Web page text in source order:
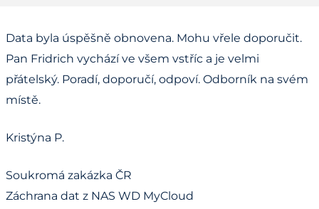
Data byla úspěšně obnovena. Mohu vřele doporučit.
Pan Fridrich vychází ve všem vstříc a je velmi
přátelský. Poradí, doporučí, odpoví. Odborník na svém
místě.
Kristýna P.
Soukromá zakázka ČR
Záchrana dat z NAS WD MyCloud